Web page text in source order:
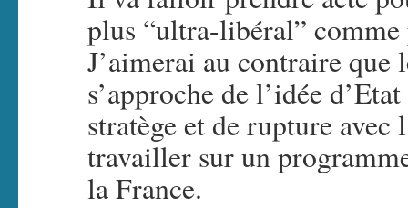
plus “ultra-libéral”
J’aimerai au contraire
s’approche de l’idée d’Etat
stratège et de rupture avec
travailler sur un
la France.